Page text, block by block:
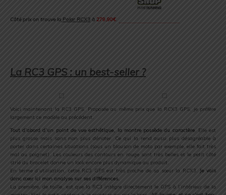
Côté prix on trouve la Polar RCX3 à 279,90€.
La RC3 GPS : un best-seller ?
Voici maintenant la RC3 GPS. Proposée au même prix que la RCX3 GPS, je préfère
largement ce modèle au précédent.
Tout d’abord d’un point de vue esthétique, la montre possède du caractère. Elle est
plus grosse mais sans non plus dénoter. Ce qui la rend aussi plus désagréable à
porter dans certaines situations (sous un blouson de moto par exemple, elle fait très
mal au poignet). Les couleurs des contours en rouge sont très belles et le petit côté
strié du bracelet donne un look encore plus dynamique au produit.
En terme d’utilisation, cette RC3 GPS est très proche de sa sœur la RCX3. Je vais
donc axer ici mon analyse sur ses différences.
La première, de taille, est que la RC3 intègre directement le GPS à l’intérieur de la